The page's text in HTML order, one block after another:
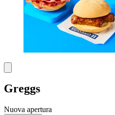
Greggs
Nuova apertura